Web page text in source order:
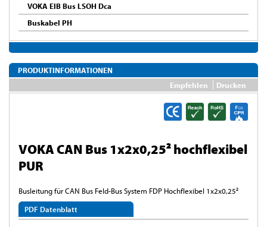
VOKA EIB Bus LSOH Dca
Buskabel PH
PRODUKTINFORMATIONEN
Empfehlen
Drucken
VOKA CAN Bus 1x2x0,25² hochflexibel
PUR
Busleitung für CAN Bus Feld-Bus System FDP Hochflexibel 1x2x0,25²
PDF Datenblatt